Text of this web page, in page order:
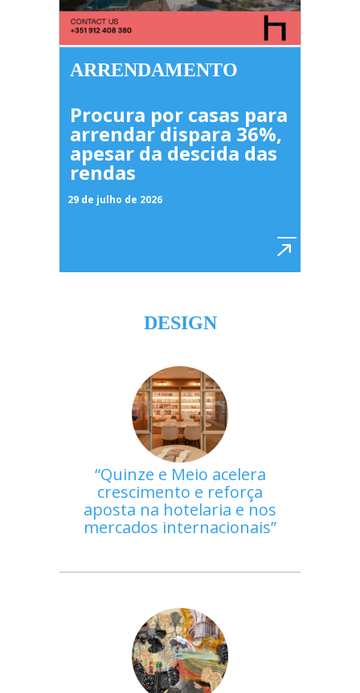
ARRENDAMENTO
Procura por casas para
arrendar dispara 36%,
apesar da descida das
rendas
29 de julho de 2026
DESIGN
Quinze e Meio acelera
crescimento e reforça
aposta na hotelaria e nos
mercados internacionais